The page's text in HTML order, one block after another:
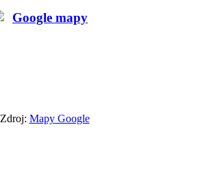
Zdroj: Mapy Google